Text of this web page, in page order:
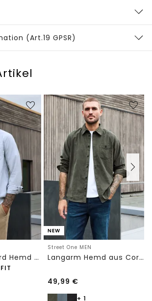
(Art.19 GPSR)
Langarm Oxford Hemd mit Streifenmuster
NEW
Street One MEN
Langarm Hemd aus Cord in Unifarbe
49,99 €
+ 1